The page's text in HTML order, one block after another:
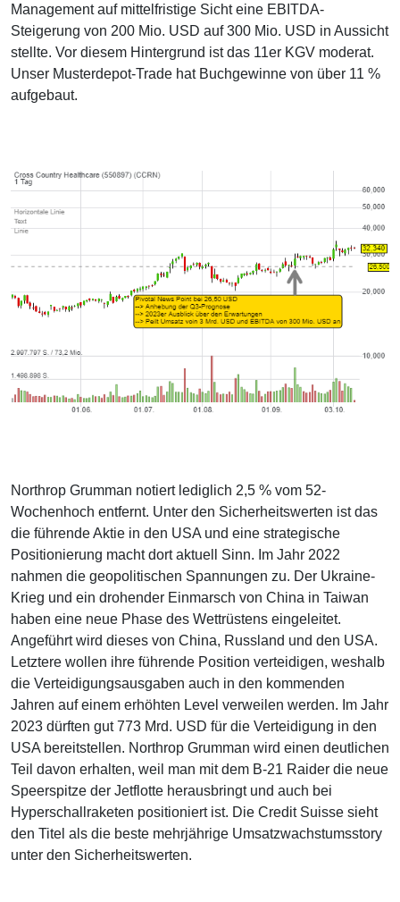
Management auf mittelfristige Sicht eine EBITDA-
Steigerung von 200 Mio. USD auf 300 Mio. USD in Aussicht
stellte. Vor diesem Hintergrund ist das 11er KGV moderat.
Unser Musterdepot-Trade hat Buchgewinne von über 11 %
aufgebaut.
Northrop Grumman notiert lediglich 2,5 % vom 52-
Wochenhoch entfernt. Unter den Sicherheitswerten ist das
die führende Aktie in den USA und eine strategische
Positionierung macht dort aktuell Sinn. Im Jahr 2022
nahmen die geopolitischen Spannungen zu. Der Ukraine-
Krieg und ein drohender Einmarsch von China in Taiwan
haben eine neue Phase des Wettrüstens eingeleitet.
Angeführt wird dieses von China, Russland und den USA.
Letztere wollen ihre führende Position verteidigen, weshalb
die Verteidigungsausgaben auch in den kommenden
Jahren auf einem erhöhten Level verweilen werden. Im Jahr
2023 dürften gut 773 Mrd. USD für die Verteidigung in den
USA bereitstellen. Northrop Grumman wird einen deutlichen
Teil davon erhalten, weil man mit dem B-21 Raider die neue
Speerspitze der Jetflotte herausbringt und auch bei
Hyperschallraketen positioniert ist. Die Credit Suisse sieht
den Titel als die beste mehrjährige Umsatzwachstumsstory
unter den Sicherheitswerten.